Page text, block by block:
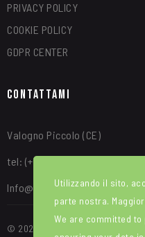
PRIVACY POLICY
COOKIE POLICY
GDPR CENTER
Contattami
Valogno Piccolo (CE)
tel: (+39) 340 8315664
Info@alfredotroise.com
© 2025 Portale Web ideato e
Utilizzando il sito,
parte nostra.
We are committed